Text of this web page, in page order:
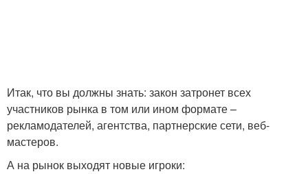
Итак, что вы должны знать: закон затронет всех
участников рынка в том или ином формате –
рекламодателей, агентства, партнерские сети, веб-
мастеров.
А на рынок выходят новые игроки: